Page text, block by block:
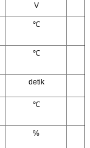
V
℃
℃
detik
℃
%